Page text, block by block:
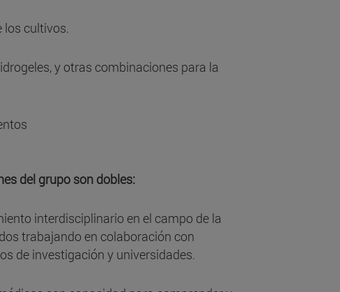
los cultivos.
y otras combinaciones para la
del grupo son dobles:
interdisciplinario en el campo de la
trabajando en colaboración con
de investigación y universidades.